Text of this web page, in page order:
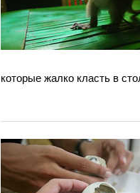
которые жалко класть в